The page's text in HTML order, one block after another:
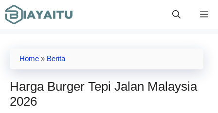
Skip
to
Home » Berita
Harga Burger Tepi Jalan Malaysia
2026